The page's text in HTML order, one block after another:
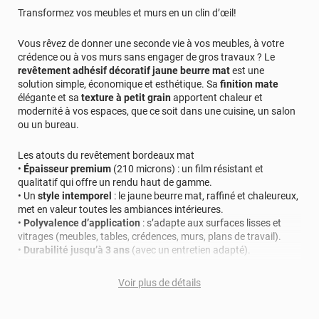
Transformez vos meubles et murs en un clin d’œil!
Vous rêvez de donner une seconde vie à vos meubles, à votre
crédence ou à vos murs sans engager de gros travaux ? Le
revêtement adhésif décoratif jaune beurre matest une
solution simple, économique et esthétique. Sa finition mate
élégante et sa texture à petit grainapportent chaleur et
modernité à vos espaces, que ce soit dans une cuisine, un salon
ou un bureau.
Les atouts du revêtement bordeaux mat
• Épaisseur premium (210 microns) : un film résistant et
qualitatif qui offre un rendu haut de gamme.
• Un style intemporel : le jaune beurre mat, raffiné et chaleureux,
met en valeur toutes les ambiances intérieures.
• Polyvalence d’application : s’adapte aux surfaces lisses et
vitrages (meubles, tables, crédences, murs, plans de travail).
• Durabilité jusqu’à 3 ans (avec un entretien adapté).
Conseils de pose pour un rendu impeccable
Voir plus de détails